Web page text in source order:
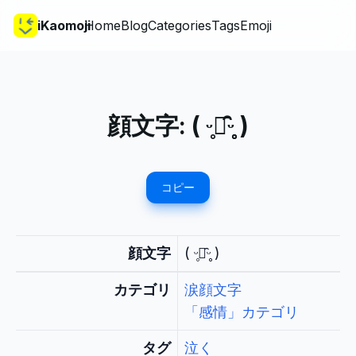
iKaomojiHomeBlogCategoriesTagsEmoji
顔文字: ( ᵕ̥﹏̑ᵕ̥̥ )
コピー
顔文字 ( ᵕ̥﹏̑ᵕ̥̥ )
カテゴリ
涙顔文字
「感情」カテゴリ
タグ 泣く